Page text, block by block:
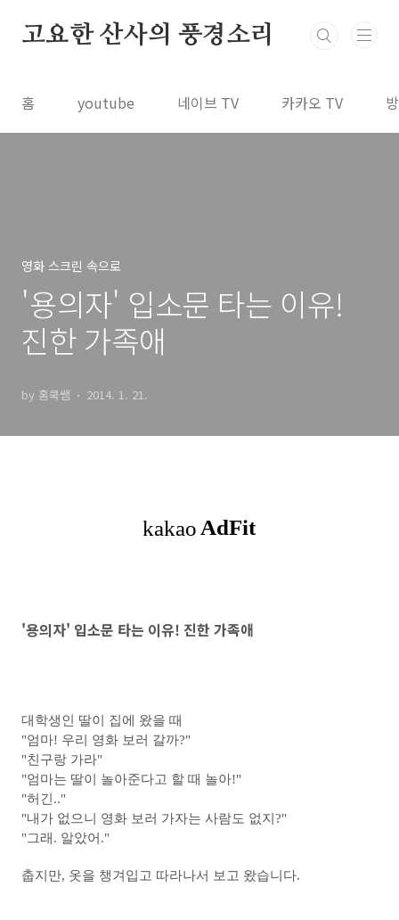
고요한 산사의 풍경소리
홈 youtube 네이브 TV 카카오 TV
영화 스크린 속으로
'용의자' 입소문 타는 이유!
진한 가족애
by 홈쿡쌤 2014. 1. 21.
'용의자' 입소문 타는 이유! 진한 가족애
대학생인 딸이 집에 왔을 때
"엄마! 우리 영화 보러 갈까?"
"친구랑 가라"
"엄마는 딸이 놀아준다고 할 때 놀아!"
"허긴.."
"내가 없으니 영화 보러 가자는 사람도 없지?"
"그래. 알았어."
춥지만, 옷을 챙겨입고 따라나서 보고 왔습니다.